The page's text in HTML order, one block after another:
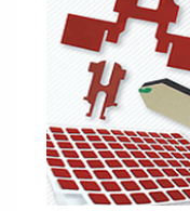
Platten